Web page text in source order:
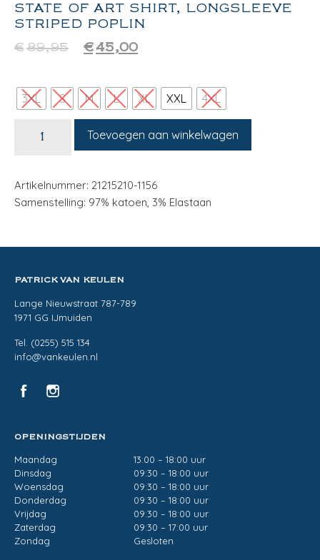
STATE OF ART SHIRT, LONGSLEEVE
STRIPED POPLIN
€89,95 €45,00
3XL S M L XL XXL 4XL
Toevoegen aan winkelwagen
Artikelnummer: 21215210-1156
Samenstelling: 97% katoen, 3% Elastaan
PATRICK VAN KEULEN
Lange Nieuwstraat 787-789
1971 GG IJmuiden
Tel. (0255) 515 134
info@vankeulen.nl
OPENINGSTIJDEN
Maandag
13:00 – 18:00 uur
Dinsdag
09:30 – 18:00 uur
Woensdag
09:30 – 18:00 uur
Donderdag
09:30 – 18:00 uur
Vrijdag
09:30 – 18:00 uur
Zaterdag
09:30 – 17:00 uur
Zondag
Gesloten